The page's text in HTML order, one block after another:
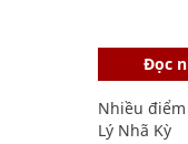
Đọc
Nhiều
Lý Nhã Kỳ